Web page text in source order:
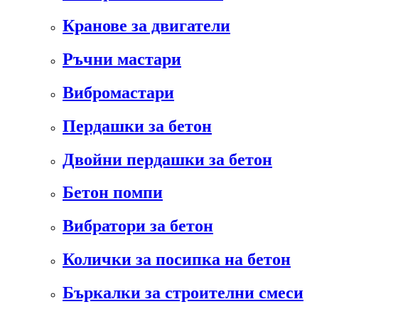
Кранове за двигатели
Ръчни мастари
Вибромастари
Пердашки за бетон
Двойни пердашки за бетон
Бетон помпи
Вибратори за бетон
Колички за посипка на бетон
Бъркалки за строителни смеси